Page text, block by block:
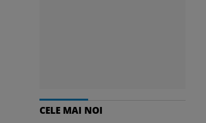
CELE MAI NOI